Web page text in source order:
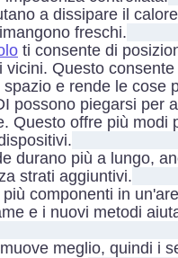
a dissipare il
freschi.
ti consente di
vicini. Questo consente
spazio e rende le cose
possono piegarsi per
Questo offre più modi
durano più a lungo,
strati aggiuntivi.
componenti in
e i nuovi metodi
meglio, quindi i